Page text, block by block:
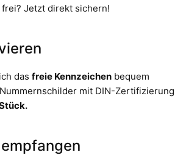
Jetzt direkt sichern!
das freie Kennzeichen bequem
mit DIN-Zertifizierung